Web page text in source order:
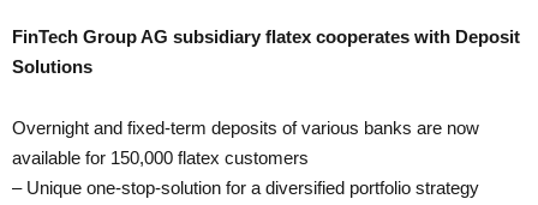
FinTech Group AG subsidiary flatex cooperates with Deposit
Solutions
Overnight and fixed-term deposits of various banks are now
available for 150,000 flatex customers
– Unique one-stop-solution for a diversified portfolio strategy